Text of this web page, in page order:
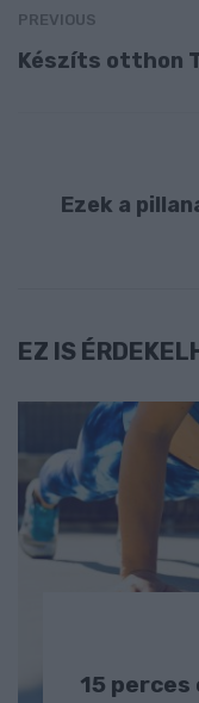
PREVIOUS
Készíts otthon
Ezek a
EZ IS
15